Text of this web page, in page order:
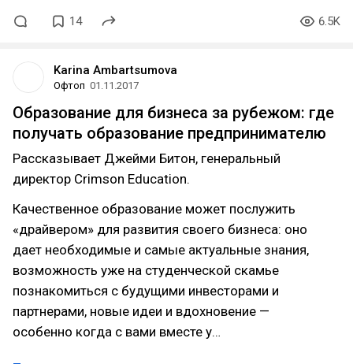
14 6.5K
Karina Ambartsumova
Офтоп 01.11.2017
Образование для бизнеса за рубежом: где
получать образование предпринимателю
Рассказывает Джейми Битон, генеральный
директор Crimson Education.
Качественное образование может послужить
«драйвером» для развития своего бизнеса: оно
дает необходимые и самые актуальные знания,
возможность уже на студенческой скамье
познакомиться с будущими инвесторами и
партнерами, новые идеи и вдохновение —
особенно когда с вами вместе у…